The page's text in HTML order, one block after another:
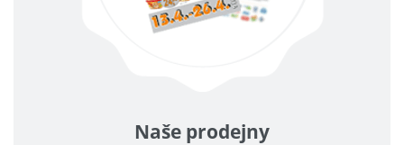
Naše prodejny